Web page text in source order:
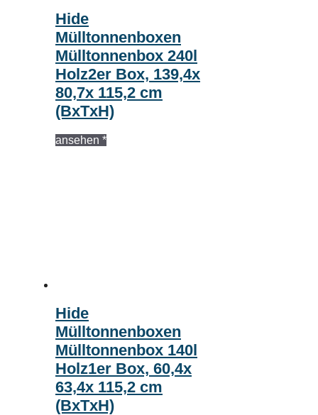
Hide
Mülltonnenboxen
Mülltonnenbox 240l
Holz2er Box, 139,4x
80,7x 115,2 cm
(BxTxH)
ansehen *
Hide
Mülltonnenboxen
Mülltonnenbox 140l
Holz1er Box, 60,4x
63,4x 115,2 cm
(BxTxH)